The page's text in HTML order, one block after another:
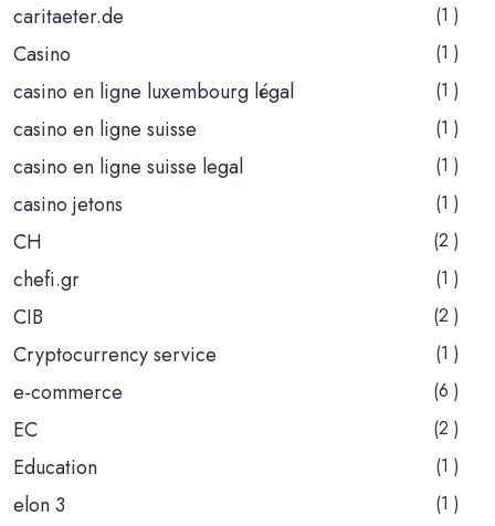
caritaeter.de (1 )
Casino (1 )
casino en ligne luxembourg légal (1 )
casino en ligne suisse (1 )
casino en ligne suisse legal (1 )
casino jetons (1 )
CH (2 )
chefi.gr (1 )
CIB (2 )
Cryptocurrency service (1 )
e-commerce (6 )
EC (2 )
Education (1 )
elon 3 (1 )